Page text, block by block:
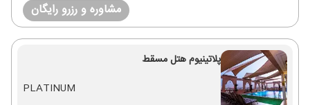
مشاوره و رزرو رایگان
پلاتینیوم هتل مسقط
PLATINUM